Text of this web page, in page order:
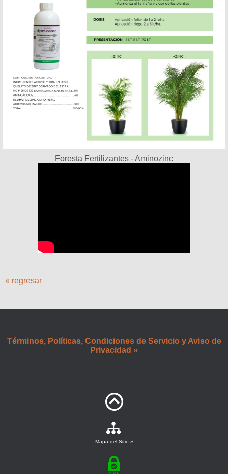
Foresta Fertilizantes - Aminozinc
« regresar
Términos, Políticas, Condiciones de Servicio y Aviso de
Privacidad »
Mapa del Sitio »